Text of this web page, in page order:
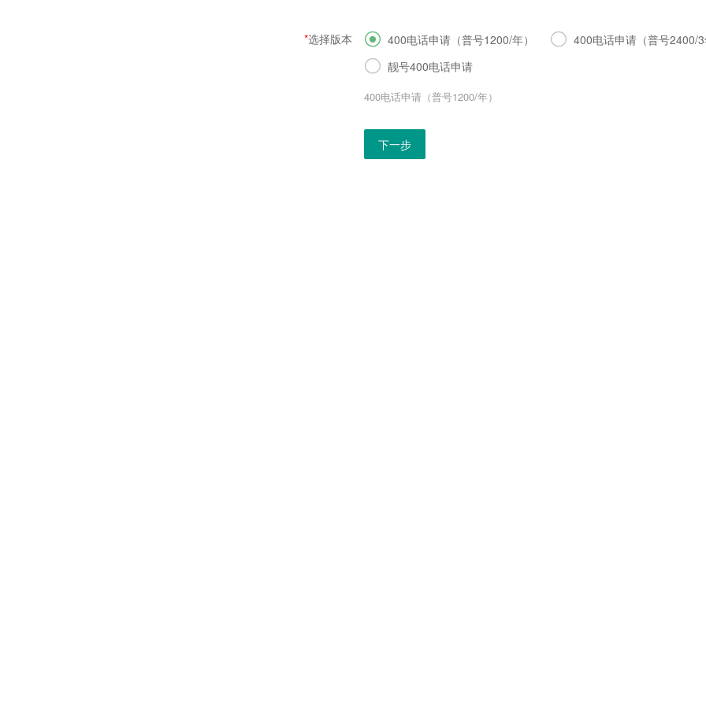
*选择版本  400电话申请（普号1200/年）  400电话申请（普号2400/
 靓号400电话申请
400电话申请（普号1200/年）
下一步